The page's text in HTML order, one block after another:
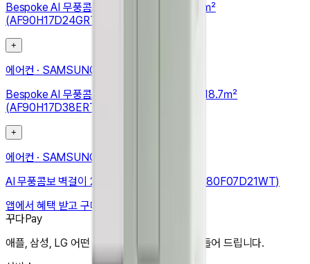
Bespoke AI 무풍콤보 갤러리 프로 56.9/18.7㎡
(AF90H17D24GRT)
+
에어컨 · SAMSUNG
Bespoke AI 무풍콤보 갤러리 프로 청정 56.9/18.7㎡
(AF90H17D38ERT)
+
에어컨 · SAMSUNG
AI 무풍콤보 벽걸이 24.4㎡ (리모컨 포함) (AR80F07D21WT)
앱에서 혜택 받고 구매하기
꾸다Pay
애플, 삼성, LG 어떤 상품도 한달 3만원으로 만들어 드립니다.